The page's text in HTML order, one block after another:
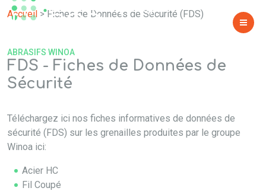
SÉCURITÉ (FDS)
Accueil >Fiches de Données de Sécurité (FDS)
FDS - Fiches de Données de
Sécurité
ABRASIFS WINOA
Téléchargez ici nos fiches informatives de données de
sécurité (FDS) sur les grenailles produites par le groupe
Winoa ici:
Acier HC
Fil Coupé